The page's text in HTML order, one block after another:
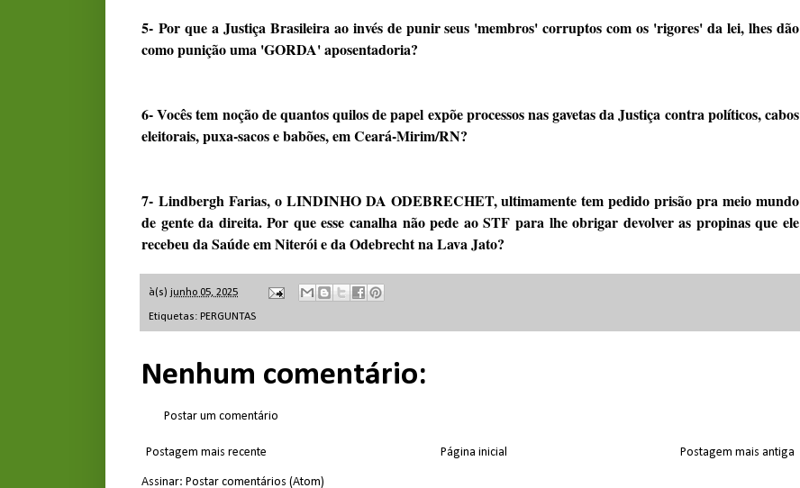
5- Por que a Justiça Brasileira ao invés de punir seus 'membros' corruptos com os 'rigores' da lei, lhes dão
como punição uma 'GORDA' aposentadoria?
6- Vocês tem noção de quantos quilos de papel expõe processos nas gavetas da Justiça contra políticos, cabos
eleitorais, puxa-sacos e babões, em Ceará-Mirim/RN?
7- Lindbergh Farias, o LINDINHO DA ODEBRECHET, ultimamente tem pedido prisão pra meio mundo
de gente da direita. Por que esse canalha não pede ao STF para lhe obrigar devolver as propinas que ele
recebeu da Saúde em Niterói e da Odebrecht na Lava Jato?
à(s) junho 05, 2025
Etiquetas: PERGUNTAS
Nenhum comentário:
Postar um comentário
Postagem mais recente Postagem mais antiga
Página inicial
Assinar: Postar comentários (Atom)